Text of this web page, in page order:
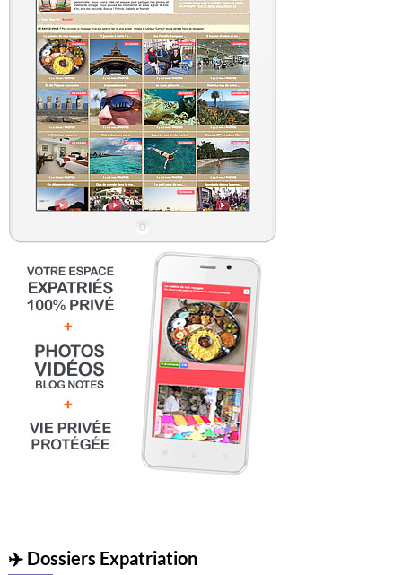
✈️ Dossiers Expatriation